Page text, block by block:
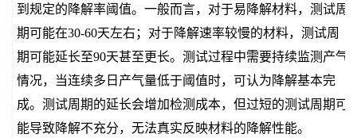
到规定的降解率阈值。一般而言，对于易降解材料，测试周
期可能在30-60天左右；对于降解速率较慢的材料，测试周
期可能延长至90天甚至更长。测试过程中需要持续监测产气
情况，当连续多日产气量低于阈值时，可认为降解基本完
成。测试周期的延长会增加检测成本，但过短的测试周期可
能导致降解不充分，无法真实反映材料的降解性能。